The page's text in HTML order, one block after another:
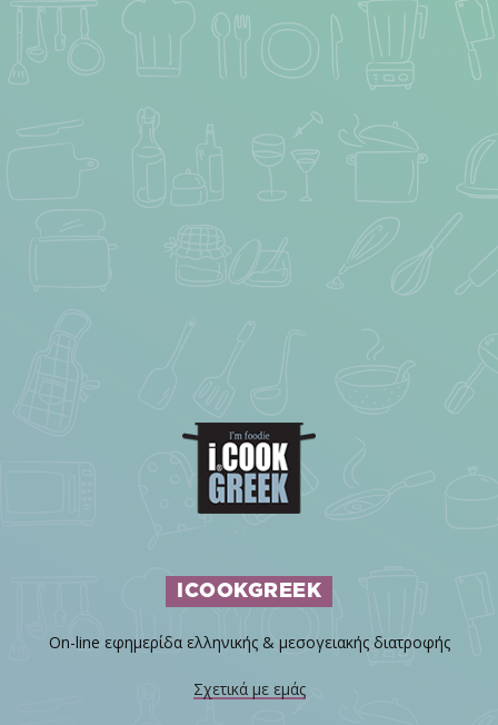
ICOOKGREEK
On-line εφημερίδα ελληνικής & μεσογειακής διατροφής
Σχετικά με εμάς